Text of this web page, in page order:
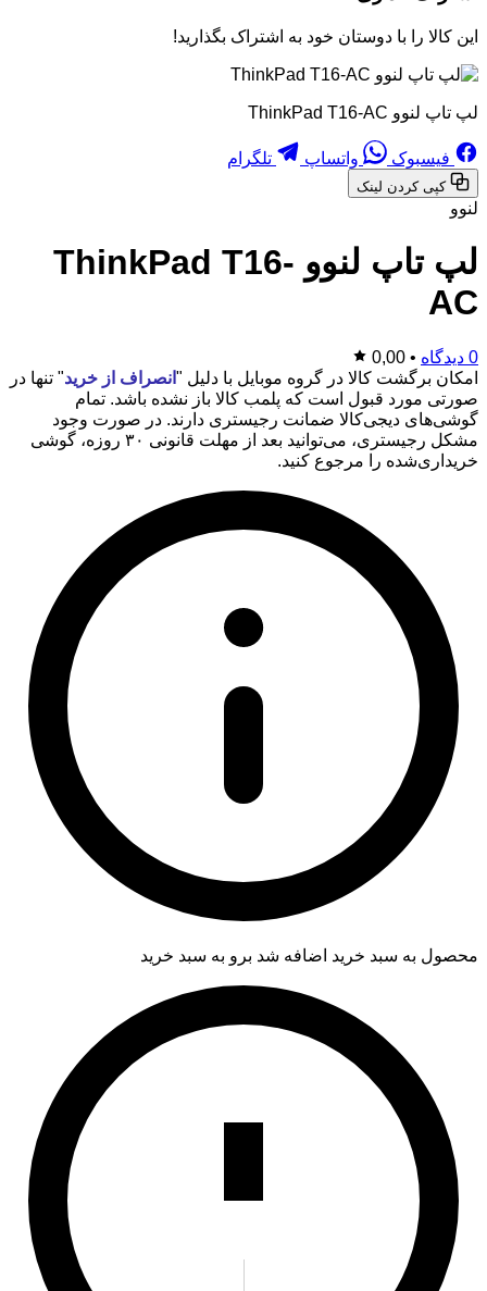
این کالا را با دوستان خود به اشتراک بگذارید!
لپ تاپ لنوو ThinkPad T16-AC
فیسبوک واتساپ تلگرام
کپی کردن لینک
لنوو
لپ تاپ لنوو ThinkPad T16-
AC
0 دیدگاه •
0,00
امکان برگشت کالا در گروه موبایل با دلیل " انصراف از خرید" تنها در
صورتی مورد قبول است که پلمب کالا باز نشده باشد. تمام
گوشی‌های دیجی‌کالا ضمانت رجیستری دارند. در صورت وجود
مشکل رجیستری، می‌توانید بعد از مهلت قانونی ۳۰ روزه، گوشی
خریداری‌شده را مرجوع کنید.
محصول به سبد خرید اضافه شد برو به سبد خرید